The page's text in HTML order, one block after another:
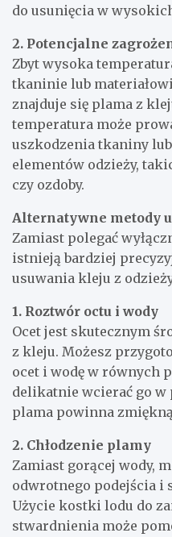
do usunięcia w
2. Potencjalne
Zbyt wysoka
tkaninie lub
znajduje się plama z
temperatura może
uszkodzenia tkaniny
elementów odzieży,
czy ozdoby.
Alternatywne metody
Zamiast polegać
istnieją bardziej
usuwania kleju z
1. Roztwór octu i wody
Ocet jest skutecznym
z kleju. Możesz
ocet i wodę w równych
delikatnie wcierać go w
plama powinna
2. Chłodzenie plamy
Zamiast gorącej wody,
odwrotnego podejścia i
Użycie kostki lodu do
stwardnienia może